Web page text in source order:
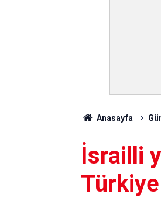
Anasayfa
İsrailli